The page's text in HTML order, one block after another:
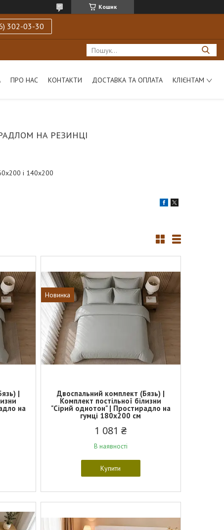
Кошик
302-03-30
ПРО НАС КОНТАКТИ ДОСТАВКА ТА ОПЛАТА КЛІЄНТАМ
НА РЕЗИНЦІ
і 140х200
|
на
Новинка
Двоспальний комплект (Бязь) |
Комплект постільної білизни
"Сірий однотон" | Простирадло на
гумці 180х200 см
1 081 ₴
В наявності
Купити